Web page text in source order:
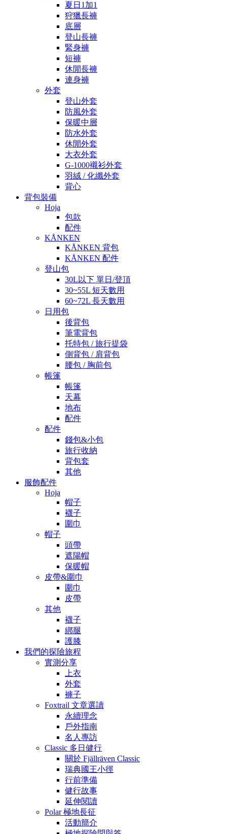
夏日1加1
狩獵長褲
底層
登山長褲
緊身褲
短褲
休閒長褲
連身褲
外套
登山外套
防風外套
保暖中層
防水外套
休閒外套
大衣外套
G-1000襯衫外套
羽絨 / 化纖外套
背心
背包裝備
Hoja
包款
配件
KÅNKEN
KÅNKEN 背包
KÅNKEN 配件
登山包
30L以下 單日/登頂
30~55L 短天數用
60~72L 長天數用
日用包
後背包
筆電背包
托特包 / 旅行提袋
側背包 / 肩背包
腰包 / 胸前包
帳篷
帳篷
天幕
地布
配件
配件
錢包&小包
旅行收納
背包套
其他
服飾配件
Hoja
帽子
襪子
圍巾
帽子
頭帶
遮陽帽
保暖帽
皮帶&圍巾
圍巾
皮帶
其他
襪子
綁腿
護膝
我們的探險旅程
實測分享
上衣
外套
褲子
Foxtrail 文章選讀
永續理念
戶外指南
名人專訪
Classic 多日健行
關於 Fjällräven Classic
瑞典國王小徑
行前準備
健行故事
延伸閱讀
Polar 極地長征
活動簡介